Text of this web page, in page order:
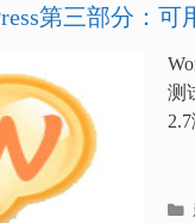
第三部分：可
测